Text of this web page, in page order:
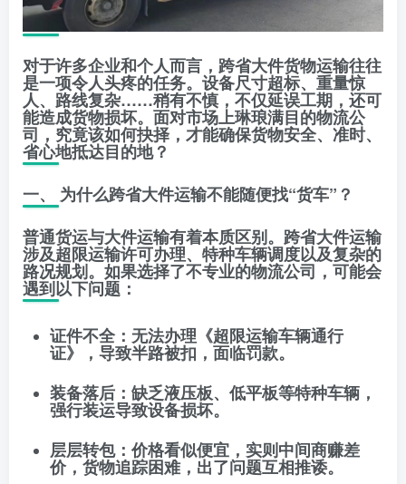
对于许多企业和个人而言，跨省大件货物运输往往
是一项令人头疼的任务。设备尺寸超标、重量惊
人、路线复杂……稍有不慎，不仅延误工期，还可
能造成货物损坏。面对市场上琳琅满目的物流公
司，究竟该如何抉择，才能确保货物安全、准时、
省心地抵达目的地？
一、 为什么跨省大件运输不能随便找“货车”？
普通货运与大件运输有着本质区别。跨省大件运输
涉及超限运输许可办理、特种车辆调度以及复杂的
路况规划。如果选择了不专业的物流公司，可能会
遇到以下问题：
证件不全：无法办理《超限运输车辆通行
证》，导致半路被扣，面临罚款。
装备落后 ：缺乏液压板、低平板等特种车辆，
强行装运导致设备损坏。
层层转包：价格看似便宜，实则中间商赚差
价，货物追踪困难，出了问题互相推诿。